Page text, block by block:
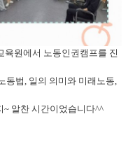
육원에서 노동인권캠프를 진
동법, 일의 의미와 미래노동,
~ 알찬 시간이었습니다^^